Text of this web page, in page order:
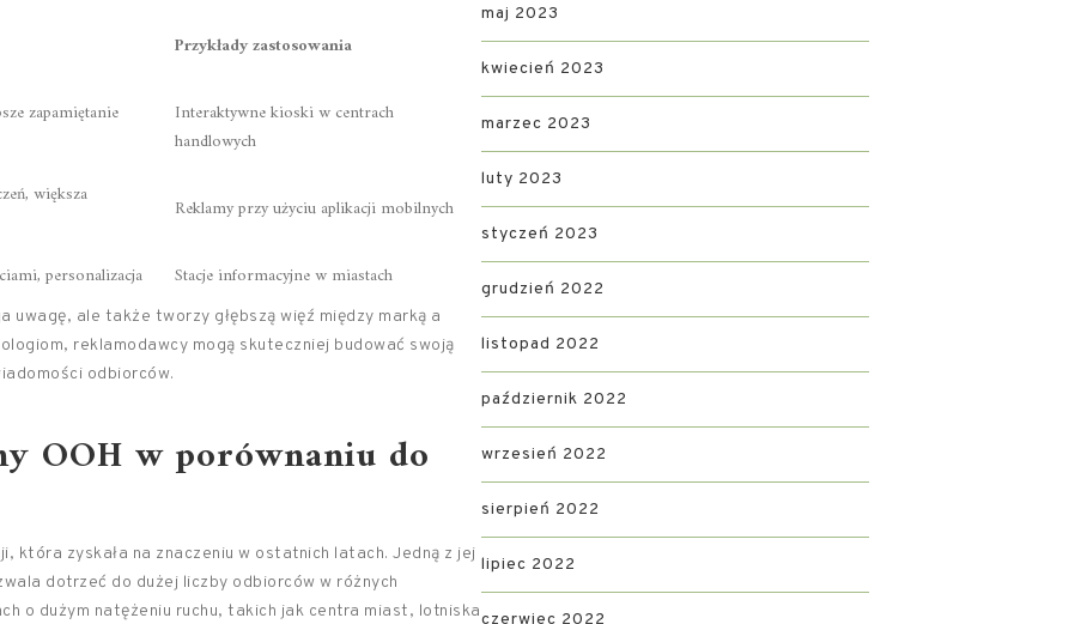
Przykłady zastosowania
zapamiętanie
Interaktywne kioski w centrach
handlowych
większa
Reklamy przy użyciu aplikacji mobilnych
personalizacja Stacje informacyjne w miastach
ale także tworzy głębszą więź między marką a
reklamodawcy mogą skuteczniej budować swoją
odbiorców.
OOH w porównaniu do
która zyskała na znaczeniu w ostatnich latach. Jedną z jej
dotrzeć do dużej liczby odbiorców w różnych
o dużym natężeniu ruchu, takich jak centra miast, lotniska
maj 2023
kwiecień 2023
marzec 2023
luty 2023
styczeń 2023
grudzień 2022
listopad 2022
październik 2022
wrzesień 2022
sierpień 2022
lipiec 2022
czerwiec 2022